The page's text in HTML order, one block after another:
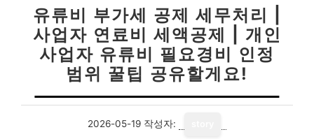
유류비 부가세 공제 세무처리 |
사업자 연료비 세액공제 | 개인
사업자 유류비 필요경비 인정
범위 꿀팁 공유할게요!
2026-05-19 작성자: